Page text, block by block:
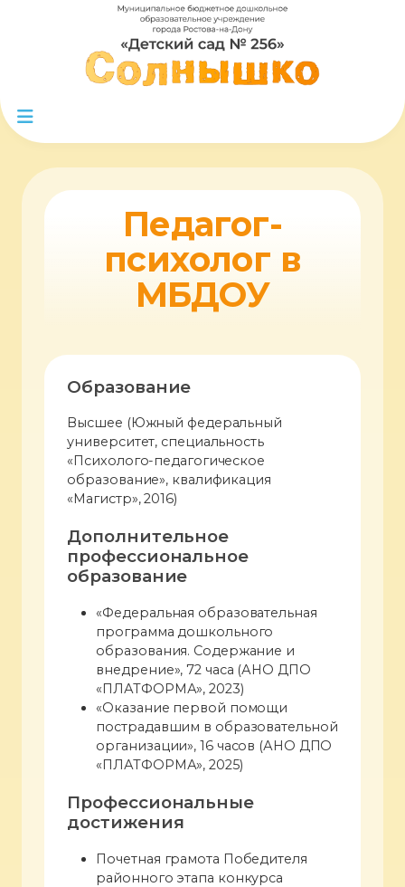
Педагог-
психолог в
МБДОУ
Образование
Высшее (Южный федеральный
университет, специальность
«Психолого-педагогическое
образование», квалификация
«Магистр», 2016)
Дополнительное
профессиональное
образование
«Федеральная образовательная
программа дошкольного
образования. Содержание и
внедрение», 72 часа (АНО ДПО
«ПЛАТФОРМА», 2023)
«Оказание первой помощи
пострадавшим в образовательной
организации», 16 часов (АНО ДПО
«ПЛАТФОРМА», 2025)
Профессиональные
достижения
Почетная грамота Победителя
районного этапа конкурса